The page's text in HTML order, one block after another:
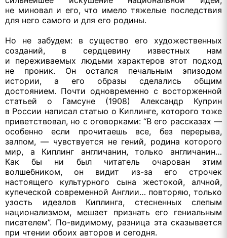
не миновал и его,что имело тяжелые последствия
для него самого и для его родины.
Но не забудем: в существо его художественных
созданий, в сердцевину известных нам
и переживаемых людьми характеров этот подход
не проник.
Он остался печальным эпизодом
истории, а его образы сделались общим
достоянием. Почти одновременно с восторженной
статьей о Гамсуне (1908) Александр Куприн
в России написал статью о Киплинге, которого тоже
приветствовал, но с оговорками:“В его рассказах —
особенно если прочитаешь все, без перерыва,
залпом, — чувствуется не гений, родина которого
мир, а Киплинг англичанин, только англичанин…
Как бы
ни былчитатель очарован этим
волшебником,он видит из-за его строчек
настоящего культурного сына жестокой, алчной,
купеческой современной Англии… повторяю, только
узость идеалов Киплинга, стесненных слепым
национализмом, мешает признать его гениальным
писателем”. По-видимому,разница эта сказывается
при чтении обоих авторов и сегодня.